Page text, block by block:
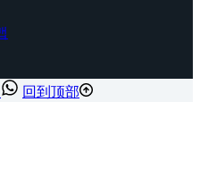
回到顶部